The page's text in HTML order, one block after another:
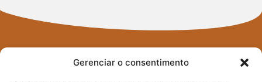
Gerenciar o consentimento